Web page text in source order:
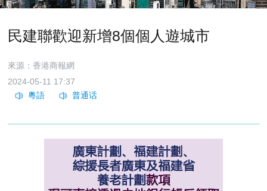
民建聯歡迎新增8個個人遊城市
來源：香港商報網
2024-05-11 17:37